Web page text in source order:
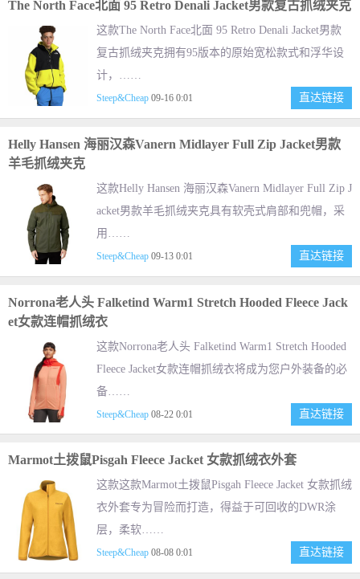
The North Face北面 95 Retro Denali Jacket男款复古抓绒夹克
这款The North Face北面 95 Retro Denali Jacket男款
复古抓绒夹克拥有95版本的原始宽松款式和浮华设
计，……
Steep&Cheap 09-16 0:01 直达链接
Helly Hansen 海丽汉森Vanern Midlayer Full Zip Jacket男款
羊毛抓绒夹克
这款Helly Hansen 海丽汉森Vanern Midlayer Full Zip J
acket男款羊毛抓绒夹克具有软壳式肩部和兜帽，采
用……
Steep&Cheap 09-13 0:01 直达链接
Norrona老人头 Falketind Warm1 Stretch Hooded Fleece Jack
et女款连帽抓绒衣
这款Norrona老人头 Falketind Warm1 Stretch Hooded
Fleece Jacket女款连帽抓绒衣将成为您户外装备的必
备……
Steep&Cheap 08-22 0:01 直达链接
Marmot土拨鼠Pisgah Fleece Jacket 女款抓绒衣外套
这款这款Marmot土拨鼠Pisgah Fleece Jacket 女款抓绒
衣外套专为冒险而打造，得益于可回收的DWR涂
层，柔软……
Steep&Cheap 08-08 0:01 直达链接